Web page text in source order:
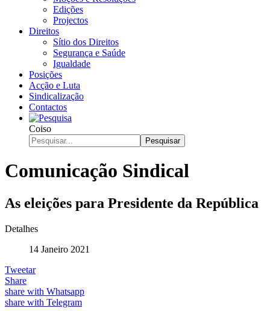
Edições
Projectos
Direitos
Sítio dos Direitos
Segurança e Saúde
Igualdade
Posições
Acção e Luta
Sindicalização
Contactos
Coiso
Pesquisar
Comunicação Sindical
As eleições para Presidente da República
Detalhes
14 Janeiro 2021
Tweetar
Share
share with Whatsapp
share with Telegram